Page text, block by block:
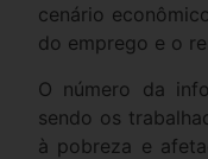
cenário
do emprego e o
O número da
sendo os
à pobreza e